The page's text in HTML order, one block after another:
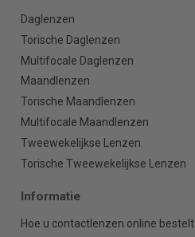
Daglenzen
Torische Daglenzen
Multifocale Daglenzen
Maandlenzen
Torische Maandlenzen
Multifocale Maandlenzen
Tweewekelijkse Lenzen
Torische Tweewekelijkse Lenzen
Informatie
Hoe u contactlenzen online bestelt